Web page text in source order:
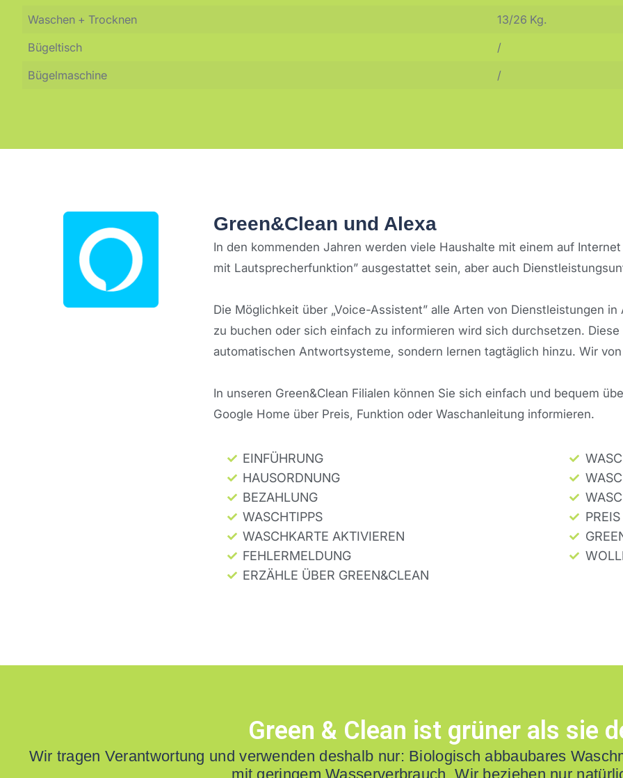
Waschen + Trocknen
13/26 Kg.
Bügeltisch
/
Bügelmaschine
/
Green&Clean und Alexa
In den kommenden Jahren werden viele Haushalte mit einem auf
mit Lautsprecherfunktion” ausgestattet sein, aber auch
Die Möglichkeit über „Voice-Assistent” alle Arten von Dienstleistungen
zu buchen oder sich einfach zu informieren wird sich durchsetzen.
automatischen Antwortsysteme, sondern lernen tagtäglich hinzu. Wir
In unseren Green&Clean Filialen können Sie sich einfach und bequem
Google Home über Preis, Funktion oder Waschanleitung informieren.
EINFÜHRUNG
HAUSORDNUNG
BEZAHLUNG
WASCHTIPPS
WASCHKARTE AKTIVIEREN
FEHLERMELDUNG
ERZÄHLE ÜBER GREEN&CLEAN
PREIS
Green & Clean ist grüner als sie
Wir tragen Verantwortung und verwenden deshalb nur: Biologisch abbaubares
mit geringem Wasserverbrauch. Wir beziehen nur